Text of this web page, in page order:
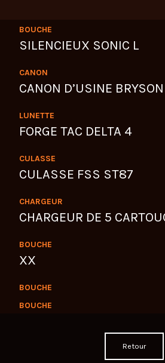
BOUCHE
SILENCIEUX SONIC L
CANON
CANON D’USINE
LUNETTE
FORGE TAC DELTA 4
CULASSE
CULASSE FSS ST87
CHARGEUR
CHARGEUR DE 5
BOUCHE
XX
BOUCHE
BOUCHE
Retour